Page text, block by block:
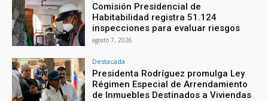
Comisión Presidencial de
Habitabilidad registra 51.124
inspecciones para evaluar riesgos
agosto 7, 2026
Destacada
Presidenta Rodríguez promulga Ley
Régimen Especial de Arrendamiento
de Inmuebles Destinados a Viviendas